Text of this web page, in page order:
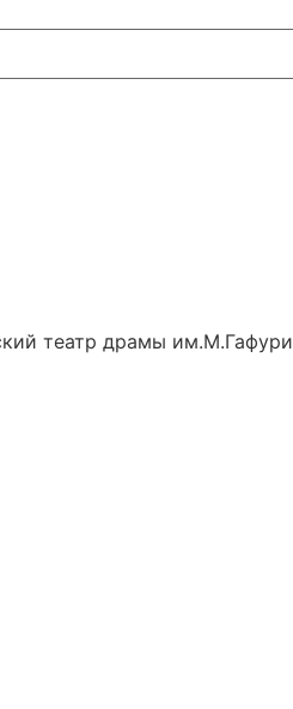
театр драмы им.М.Гафури